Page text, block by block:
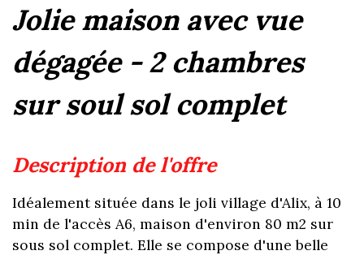
jolie maison avec vue
dégagée - 2 chambres
sur soul sol complet
description de l'offre
Idéalement située dans le joli village d'Alix, à 10
min de l'accès A6, maison d'environ 80 m2 sur
sous sol complet. Elle se compose d'une belle